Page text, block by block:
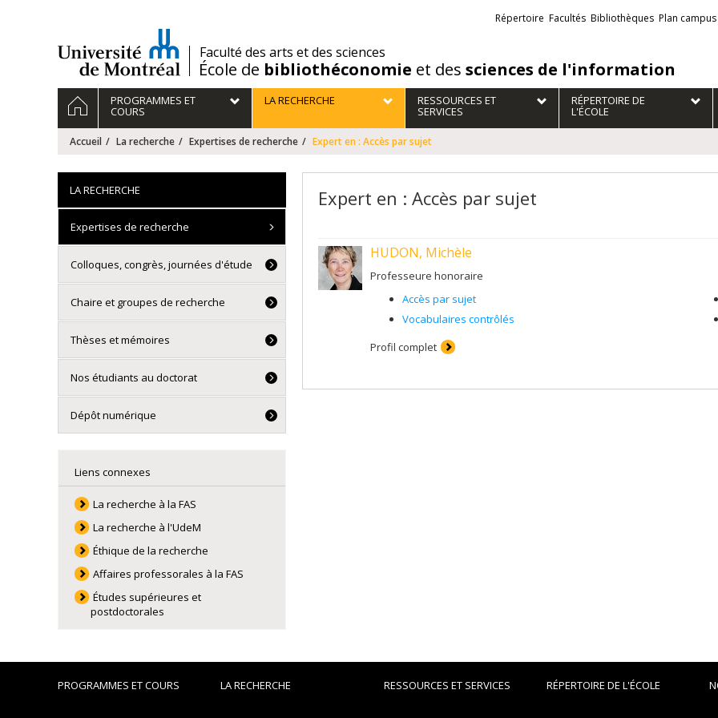
/Faculté des arts et des sciences
École de bibliothéconomie et des sciences de l'information
Liens
externes
Répertoire Facultés Bibliothèques Plan campus
Navigation
principale
ACCUEILPROGRAMMES ET
COURS
LA RECHERCHE RESSOURCES ET
SERVICES
RÉPERTOIRE DE
L'ÉCOLE
Accueil La recherche Expertises de recherche Expert en : Accès par sujet
Expert en : Accès par sujet
HUDON, Michèle
Professeure honoraire
Accès par sujet
Vocabulaires contrôlés
Profil complet
LA RECHERCHE
Expertises de recherche
Colloques, congrès, journées d'étude
Chaire et groupes de recherche
Thèses et mémoires
Nos étudiants au doctorat
Dépôt numérique
Liens connexes
La recherche à la FAS
La recherche à l'UdeM
Éthique de la recherche
Affaires professorales à la FAS
Études supérieures et
postdoctorales
PROGRAMMES ET COURS LA RECHERCHE RESSOURCES ET SERVICES RÉPERTOIRE DE L'ÉCOLE